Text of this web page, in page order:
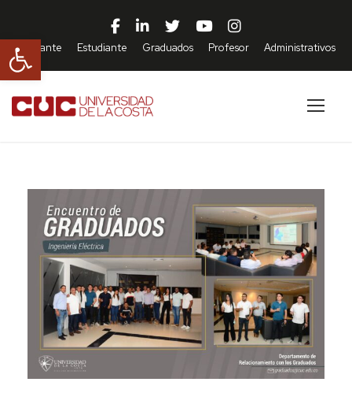
Abrir barra de herramientas
Aspirante Estudiante Graduados Profesor Administrativos